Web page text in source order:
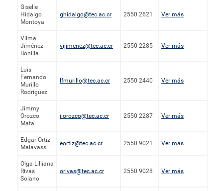
Giselle
Hidalgo
Montoya
ghidalgo@tec.ac.cr 2550 2621 Ver más
Vilma
Jiménez
Bonilla
vijimenez@tec.ac.cr 2550 2285 Ver más
Luis
Fernando
Murillo
Rodríguez
lfmurillo@tec.ac.cr 2550 2440 Ver más
Jimmy
Orozco
Mata
jiorozco@tec.ac.cr 2550 2287 Ver más
Edgar Ortiz
Malavassi
eortiz@tec.ac.cr 2550 9021 Ver más
Olga Lilliana
Rivas
Solano
orivas@tec.ac.cr 2550 9028 Ver más